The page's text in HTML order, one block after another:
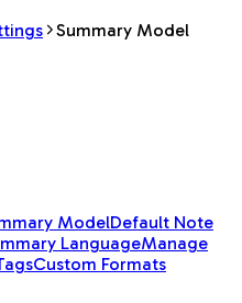
Summary Model
ModelDefault Note
LanguageManage
Custom Formats